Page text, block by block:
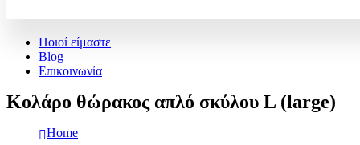
Ποιοί είμαστε
Blog
Επικοινωνία
Κολάρο θώρακος απλό σκύλου L (large)
Home